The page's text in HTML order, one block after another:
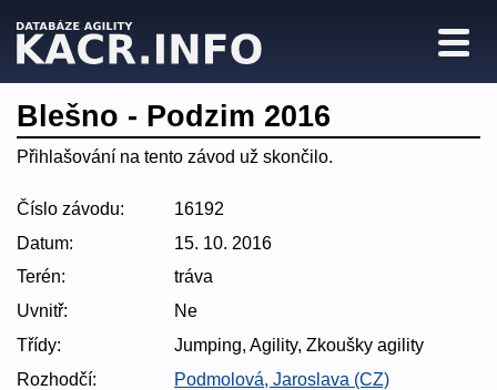
Blešno - Podzim 2016
Přihlašování na tento závod už skončilo.
Číslo závodu:
16192
Datum:
15. 10. 2016
Terén:
tráva
Uvnitř:
Ne
Třídy:
Jumping, Agility, Zkoušky agility
Rozhodčí:
Podmolová, Jaroslava (CZ)